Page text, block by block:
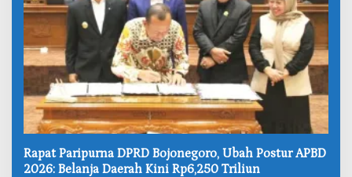
‎Rapat Paripurna DPRD Bojonegoro, Ubah Postur APBD
2026: Belanja Daerah Kini Rp6,250 Triliun